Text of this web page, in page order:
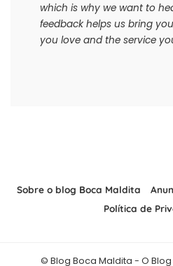
which is why we want to
feedback helps us bring
you love and the service
Sobre o blog Boca Maldita
Política de
© Blog Boca Maldita - O